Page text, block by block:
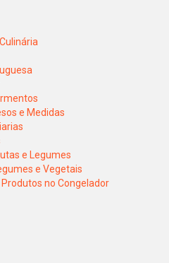
e Medidas
e Legumes
e Vegetais
no Congelador